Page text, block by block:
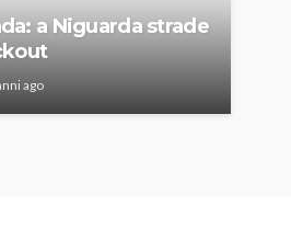
a Niguarda strade
ago